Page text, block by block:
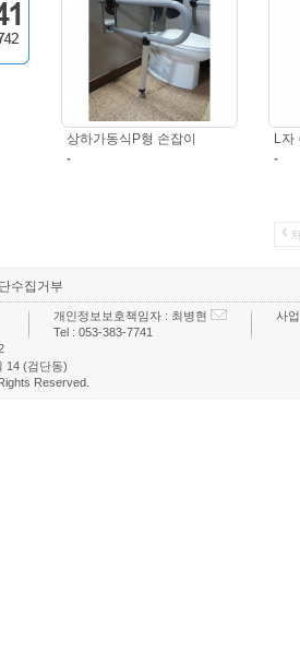
상하가동식P형 손잡이
-
L자
-
수집거부
개인정보보호책임자 : 최병현
Tel : 053-383-7741
사
14 (검단동)
Rights Reserved.